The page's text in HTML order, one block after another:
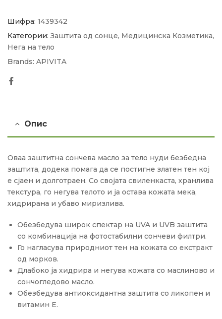
Шифра: 1439342
Категории: Заштита од сонце, Медицинска Козметика,
Нега на тело
Brands: APIVITA
Опис
Оваа заштитна сончева масло за тело нуди безбедна
заштита, додека помага да се постигне златен тен кој
е сјаен и долготраен. Со својата свиленкаста, хранлива
текстура, го негува телото и ја остава кожата мека,
хидрирана и убаво миризлива.
Обезбедува широк спектар на UVA и UVB заштита
со комбинација на фотостабилни сончеви филтри.
Го нагласува природниот тен на кожата со екстракт
од морков.
Длабоко ја хидрира и негува кожата со маслиново и
сончогледово масло.
Обезбедува антиоксидантна заштита со ликопен и
витамин Е.